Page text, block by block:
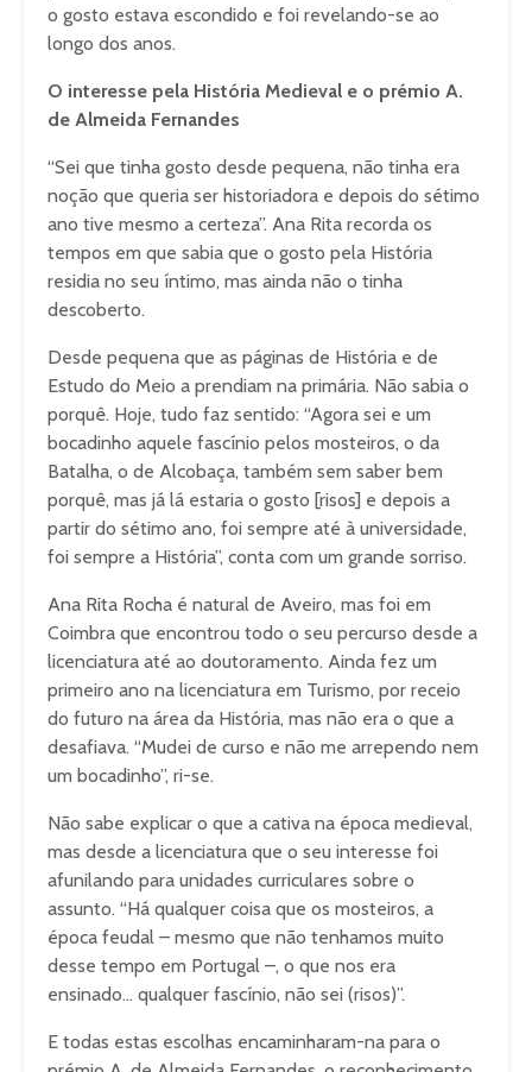
o gosto estava escondido e foi revelando-se ao
longo dos anos.
O interesse pela História Medieval e o prémio A.
de Almeida Fernandes
“Sei que tinha gosto desde pequena, não tinha era
noção que queria ser historiadora e depois do sétimo
ano tive mesmo a certeza”. Ana Rita recorda os
tempos em que sabia que o gosto pela História
residia no seu íntimo, mas ainda não o tinha
descoberto.
Desde pequena que as páginas de História e de
Estudo do Meio a prendiam na primária. Não sabia o
porquê. Hoje, tudo faz sentido: “Agora sei e um
bocadinho aquele fascínio pelos mosteiros, o da
Batalha, o de Alcobaça, também sem saber bem
porquê, mas já lá estaria o gosto [risos] e depois a
partir do sétimo ano, foi sempre até à universidade,
foi sempre a História”, conta com um grande sorriso.
Ana Rita Rocha é natural de Aveiro, mas foi em
Coimbra que encontrou todo o seu percurso desde a
licenciatura até ao doutoramento. Ainda fez um
primeiro ano na licenciatura em Turismo, por receio
do futuro na área da História, mas não era o que a
desafiava. “Mudei de curso e não me arrependo nem
um bocadinho”, ri-se.
Não sabe explicar o que a cativa na época medieval,
mas desde a licenciatura que o seu interesse foi
afunilando para unidades curriculares sobre o
assunto. “Há qualquer coisa que os mosteiros, a
época feudal – mesmo que não tenhamos muito
desse tempo em Portugal –, o que nos era
ensinado… qualquer fascínio, não sei (risos)”.
E todas estas escolhas encaminharam-na para o